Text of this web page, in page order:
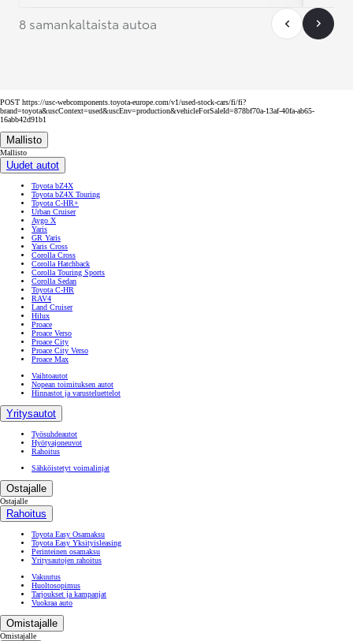
8 samankaltaista autoa
POST https://usc-webcomponents.toyota-europe.com/v1/used-stock-cars/fi/fi?
brand=toyota&uscContext=used&uscEnv=production&vehicleForSaleId=878bf70a-13af-40fa-ab65-
16abb42d91b1
Mallisto
Mallisto
Uudet autot
Toyota bZ4X
Toyota bZ4X Touring
Toyota C-HR+
Urban Cruiser
Aygo X
Yaris
GR Yaris
Yaris Cross
Corolla Cross
Corolla Hatchback
Corolla Touring Sports
Corolla Sedan
Toyota C-HR
RAV4
Land Cruiser
Hilux
Proace
Proace Verso
Proace City
Proace City Verso
Proace Max
Vaihtoautot
Nopean toimituksen autot
Hinnastot ja varusteluettelot
Yritysautot
Työsuhdeautot
Hyötyajoneuvot
Rahoitus
Sähköistetyt voimalinjat
Ostajalle
Ostajalle
Rahoitus
Toyota Easy Osamaksu
Toyota Easy Yksityisleasing
Perinteinen osamaksu
Yritysautojen rahoitus
Vakuutus
Huoltosopimus
Tarjoukset ja kampanjat
Vuokraa auto
Omistajalle
Omistajalle